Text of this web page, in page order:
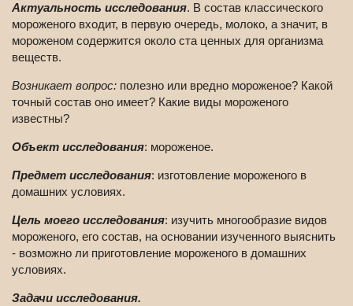
Актуальность исследования. В состав классического
мороженого входит, в первую очередь, молоко, а значит, в
мороженом содержится около ста ценных для организма
веществ.
Возникает вопрос: полезно или вредно мороженое? Какой
точный состав оно имеет? Какие виды мороженого
известны?
Объект исследования: мороженое.
Предмет исследования: изготовление мороженого в
домашних условиях.
Цель моего исследования: изучить многообразие видов
мороженого, его состав, на основании изученного выяснить
- возможно ли приготовление мороженого в домашних
условиях.
Задачи исследования.